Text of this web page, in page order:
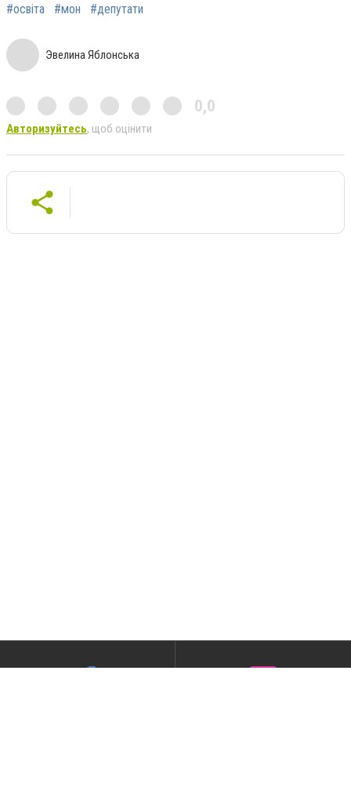
#освіта #мон #депутати
Эвелина Яблонська
0,0
Авторизуйтесь, щоб оцінити